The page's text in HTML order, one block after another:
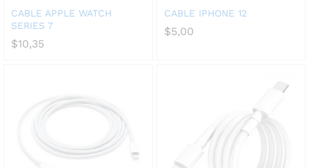
CABLE APPLE WATCH
SERIES 7
$10,35
CABLE IPHONE 12
$5,00